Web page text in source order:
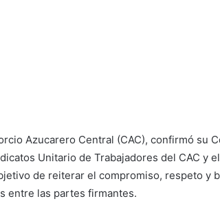
Azucarero Central (CAC), confirmó su
Unitario de Trabajadores del CAC y
de reiterar el compromiso, respeto y
entre las partes firmantes.